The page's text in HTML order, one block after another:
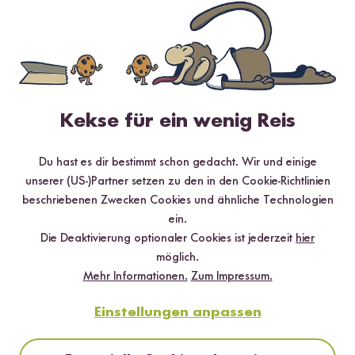
klein würfeln und die Zwiebel in Streifen schneiden.
Schritt 04
Für das Dressing den Joghurt, mit dem Tahin, dem Reissirup und
Anschließend das Dressing unten in eine große Salatschüssel
Schritt 05
Nun den Blumenkohl und die Kichererbsen zum Couscous Salat
dazugeben und mit dem Gemüse und den Gewürzen toppen.
Zu dem marokkanischen Couscous Salat passen besonders gut
den Zitronensaft rübergeben und alles vermengen. Guten
Kekse für ein wenig Reis
Du hast es dir bestimmt schon gedacht. Wir und einige
unserer (US-)Partner setzen zu den in den Cookie-Richtlinien
beschriebenen Zwecken Cookies und ähnliche Technologien
ein.
Die Deaktivierung optionaler Cookies ist jederzeit hier
möglich.
Mehr Informationen. Zum Impressum.
Einstellungen anpassen